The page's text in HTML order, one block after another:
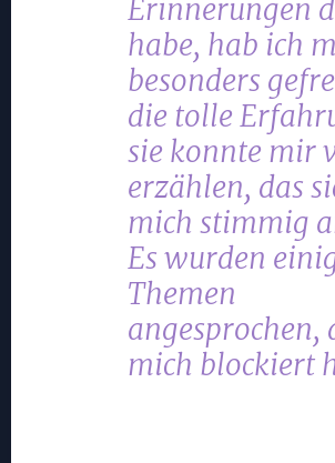
Erinnerungen
habe, hab ich
besonders
die tolle
sie konnte mir
erzählen, das
mich stimmig
Es wurden
Themen
angesprochen,
mich blockiert